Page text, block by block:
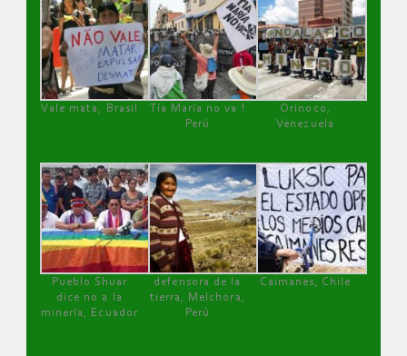
Vale mata, Brasil
Tía María no va !
Perú
Orinoco,
Venezuela
Pueblo Shuar
dice no a la
minería, Ecuador
defensora de la
tierra, Melchora,
Perú
Caimanes, Chile